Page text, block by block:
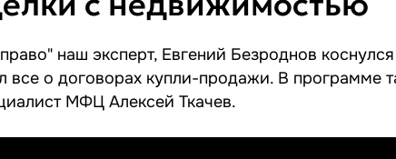
наш эксперт, Евгений Безроднов
о договорах купли-продажи. В программе
МФЦ Алексей Ткачев.